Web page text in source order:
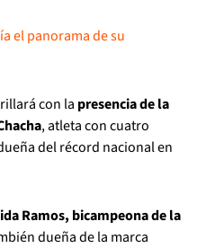
el panorama de su
con la presencia de la
, atleta con cuatro
del récord nacional en
Ramos, bicampeona de la
dueña de la marca